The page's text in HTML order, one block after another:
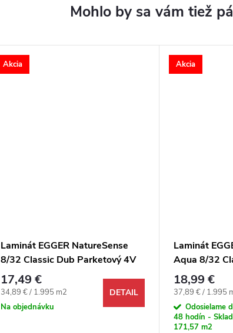
Akcia
Laminát EGGER NatureSense
8/32 Classic Dub Parketový 4V
17,49 €
Jednotková cena:
34,89 € / 1.995 m2
Na objednávku
DETAIL
Akcia
Laminát
Aqua 8/32
Perganti
18,99 €
Jednotková cena:
37,89 € / 1.995
Odosielame
48 hodín -
171,57 m2